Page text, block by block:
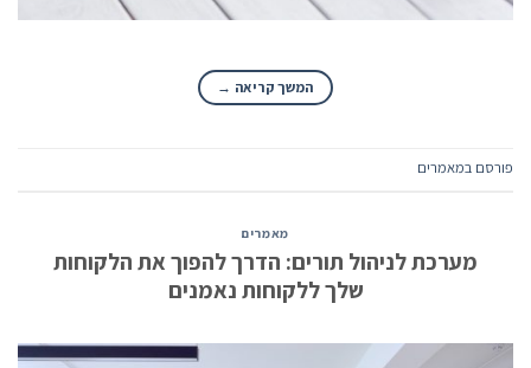
המשך קריאה →
פורסם במאמרים
מאמרים
מערכת לניהול תורים: הדרך להפוך את הלקוחות
שלך ללקוחות נאמנים